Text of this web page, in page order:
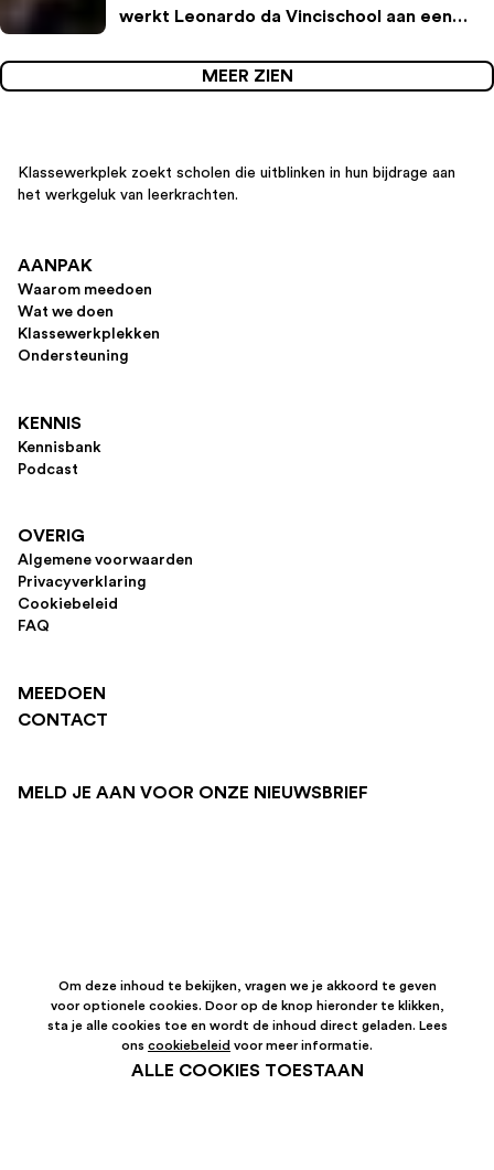
werkt Leonardo da Vincischool aan een
MEER ZIEN
Klassewerkplek zoekt scholen die uitblinken in hun bijdrage aan
het werkgeluk van leerkrachten.
AANPAK
Waarom meedoen
Wat we doen
Klassewerkplekken
Ondersteuning
KENNIS
Kennisbank
Podcast
OVERIG
Algemene voorwaarden
Privacyverklaring
Cookiebeleid
FAQ
MEEDOEN
CONTACT
MELD JE AAN VOOR ONZE NIEUWSBRIEF
Om deze inhoud te bekijken, vragen we je akkoord te geven
voor optionele cookies. Door op de knop hieronder te klikken,
sta je alle cookies toe en wordt de inhoud direct geladen. Lees
ons cookiebeleid voor meer informatie.
ALLE COOKIES TOESTAAN